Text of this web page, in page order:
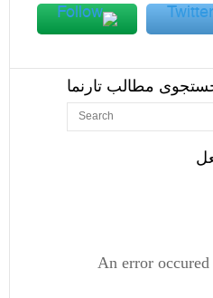
مطالب تارنما
An error